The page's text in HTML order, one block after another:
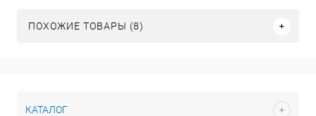
ПОХОЖИЕ ТОВАРЫ (8)
КАТАЛОГ